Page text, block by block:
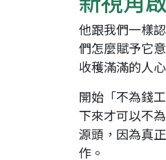
他跟我們一樣
們怎麼賦予它
收穫滿滿的人
開始「不為錢
下來才可以不
源頭，因為真
作。